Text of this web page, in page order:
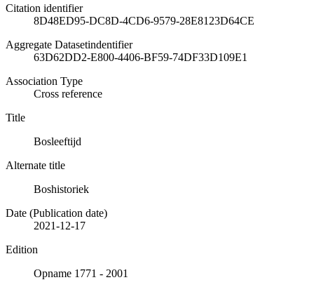
Citation identifier
8D48ED95-DC8D-4CD6-9579-28E8123D64CE
Aggregate Datasetindentifier
63D62DD2-E800-4406-BF59-74DF33D109E1
Association Type
Cross reference
Title
Bosleeftijd
Alternate title
Boshistoriek
Date (Publication date)
2021-12-17
Edition
Opname 1771 - 2001